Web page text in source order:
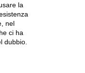
la
nel
ci ha
dubbio.